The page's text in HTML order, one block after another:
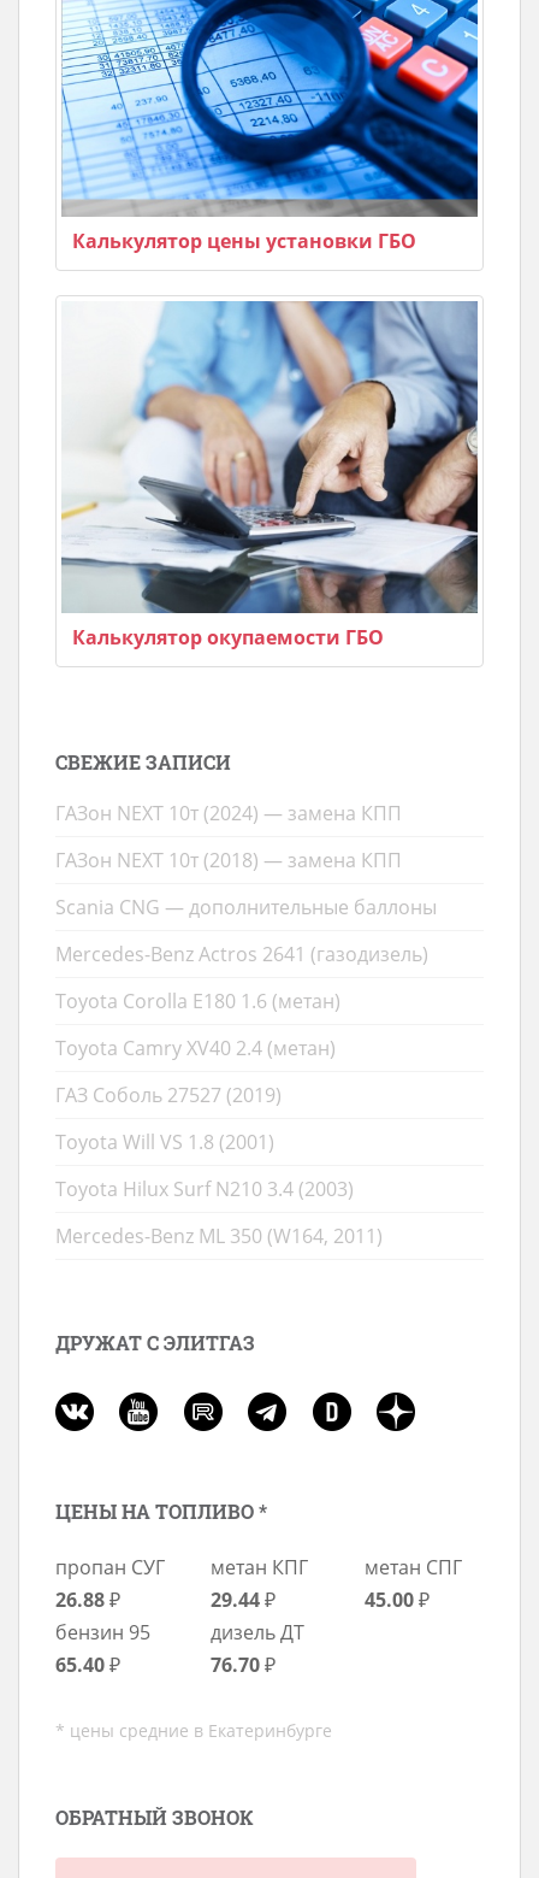
Калькулятор цены установки ГБО
Калькулятор окупаемости ГБО
СВЕЖИЕ ЗАПИСИ
ГАЗон NEXT 10т (2024) — замена КПП
ГАЗон NEXT 10т (2018) — замена КПП
Scania CNG — дополнительные баллоны
Mercedes-Benz Actros 2641 (газодизель)
Toyota Corolla E180 1.6 (метан)
Toyota Camry XV40 2.4 (метан)
ГАЗ Соболь 27527 (2019)
Toyota Will VS 1.8 (2001)
Toyota Hilux Surf N210 3.4 (2003)
Mercedes-Benz ML 350 (W164, 2011)
ДРУЖАТ С ЭЛИТГАЗ
ЦЕНЫ НА ТОПЛИВО *
пропан СУГ
26.88₽
метан КПГ
29.44₽
метан СПГ
45.00₽
бензин 95
65.40₽
дизель ДТ
76.70₽
* цены средние в Екатеринбурге
ОБРАТНЫЙ ЗВОНОК